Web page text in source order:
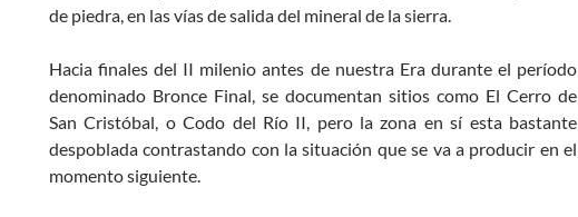
de piedra, en las vías de salida del mineral de la sierra.
Hacia finales del II milenio antes de nuestra Era durante el período
denominado Bronce Final, se documentan sitios como El Cerro de
San Cristóbal, o Codo del Río II, pero la zona en sí esta bastante
despoblada contrastando con la situación que se va a producir en el
momento siguiente.